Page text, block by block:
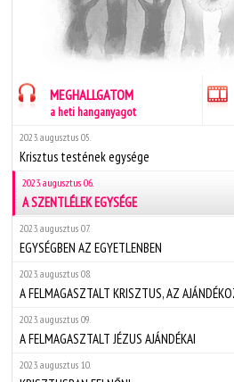
MEGHALLGATOM
a heti hanganyagot
2023. augusztus 05.
Krisztus testének egysége
2023. augusztus 06.
A SZENTLÉLEK EGYSÉGE
2023. augusztus 07.
EGYSÉGBEN AZ EGYETLENBEN
2023. augusztus 08.
A FELMAGASZTALT KRISZTUS, AZ
2023. augusztus 09.
A FELMAGASZTALT JÉZUS AJÁNDÉKAI
2023. augusztus 10.